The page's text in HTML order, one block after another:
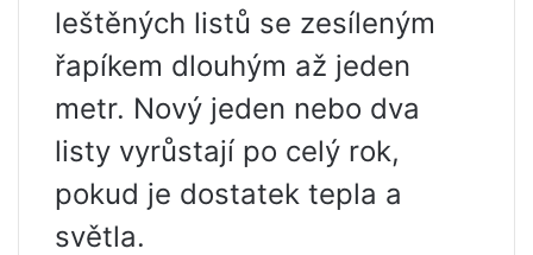
leštěných listů se zesíleným
řapíkem dlouhým až jeden
metr. Nový jeden nebo dva
listy vyrůstají po celý rok,
pokud je dostatek tepla a
světla.